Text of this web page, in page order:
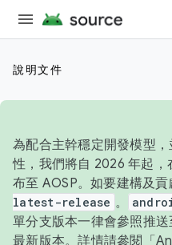
說明文件
為配合主幹穩定開發模型
性，我們將自 2026 年起
布至 AOSP。如要建構及
latest-release 。
單分支版本一律會參照推
最新版本。詳情請參閱「